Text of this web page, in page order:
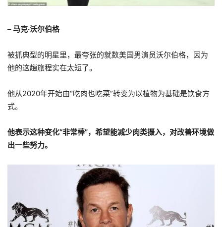
– 马克·沃尔伯格
被抓典型的明星里，最夸张的就数美国男演员沃尔伯格，因为
他的这趟旅程实在太短了。
他从2020年开始由“吃肉也吃菜”转变为以植物为基础是饮食方
式。
他表示这种变化“非常棒”，希望能减少肉类摄入，对改善环境做
出一些努力。